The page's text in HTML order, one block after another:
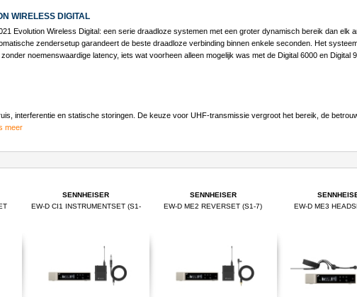
WIRELESS DIGITAL
Evolution Wireless Digital: een serie draadloze systemen met een groter dynamisch bereik dan elk
zendersetup garandeert de beste draadloze verbinding binnen enkele seconden. Het
noemenswaardige latency, iets wat voorheen alleen mogelijk was met de Digital 6000 en Digital
interferentie en statische storingen. De keuze voor UHF-transmissie vergroot het bereik, de
meer
SENNHEISER
EW-D CI1 INSTRUMENTSET (S1-
SENNHEISER
EW-D ME2 REVERSET (S1-7)
EW-D ME3